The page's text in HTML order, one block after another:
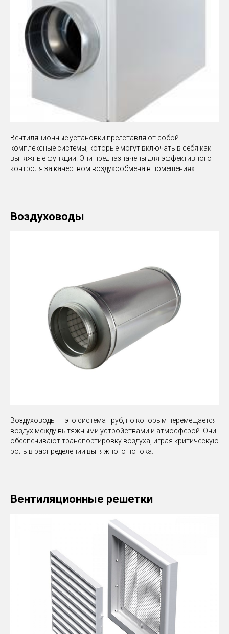
Вентиляционные установки представляют собой
комплексные системы, которые могут включать в себя как
вытяжные функции. Они предназначены для эффективного
контроля за качеством воздухообмена в помещениях.
Воздуховоды
Воздуховоды — это система труб, по которым перемещается
воздух между вытяжными устройствами и атмосферой. Они
обеспечивают транспортировку воздуха, играя критическую
роль в распределении вытяжного потока.
Вентиляционные решетки